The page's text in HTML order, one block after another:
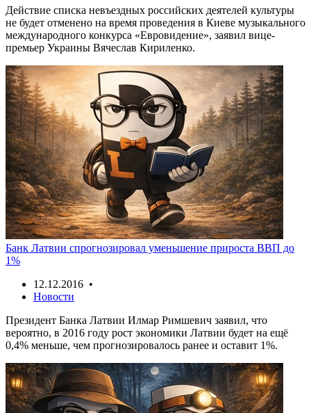
Действие списка невъездных российских деятелей культуры
не будет отменено на время проведения в Киеве музыкального
международного конкурса «Евровидение», заявил вице-
премьер Украины Вячеслав Кириленко.
Банк Латвии спрогнозировал уменьшение прироста ВВП до
1%
12.12.2016 •
Новости
Президент Банка Латвии Илмар Римшевич заявил, что
вероятно, в 2016 году рост экономики Латвии будет на ещё
0,4% меньше, чем прогнозировалось ранее и оставит 1%.